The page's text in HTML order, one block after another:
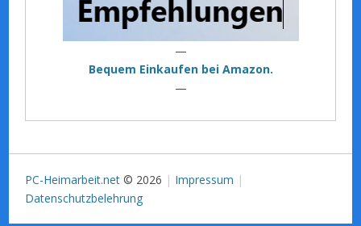
—
Bequem Einkaufen bei Amazon.
—
PC-Heimarbeit.net © 2026
Impressum
Datenschutzbelehrung